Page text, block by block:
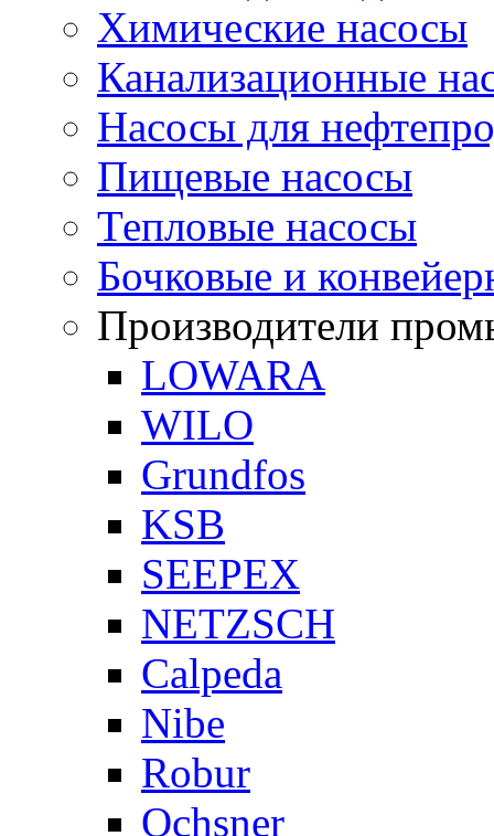
Химические насосы
Канализационные
Насосы для
Пищевые насосы
Тепловые насосы
Бочковые и
Производители
LOWARA
WILO
Grundfos
KSB
SEEPEX
NETZSCH
Сalpeda
Nibe
Robur
Ochsner